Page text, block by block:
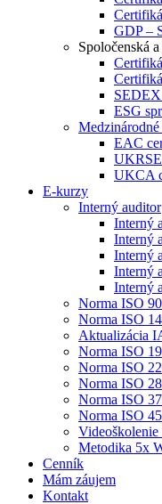
GDP –
Spoločenská
ESG
EAC
UKCA
E-kurzy
Interný auditor
Interný
Interný
Interný
Interný
Interný
Norma ISO
Norma ISO
Aktualizácia
Norma ISO
Norma ISO
Norma ISO
Norma ISO
Norma ISO
Metodika 5x
Cenník
Mám záujem
Kontakt